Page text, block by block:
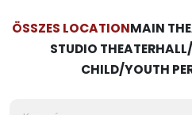
ÖSSZES LOCATIONMAIN
STUDIO THEATER
CHILD/YOUTH